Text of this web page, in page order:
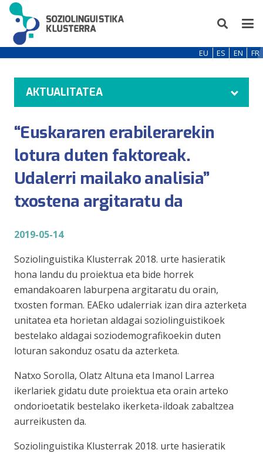
EU ES EN FR
AKTUALITATEA
“Euskararen erabilerarekin
lotura duten faktoreak.
Udalerri mailako analisia”
txostena argitaratu da
2019-05-14
Soziolinguistika Klusterrak 2018. urte hasieratik
hona landu du proiektua eta bide horrek
emandakoaren laburpena argitaratu du orain,
txosten forman. EAEko udalerriak izan dira azterketa
unitatea eta horietan aldagai soziolinguistikoek
bestelako aldagai soziodemografikoekin duten
loturan sakonduz osatu da azterketa.
Natxo Sorolla, Olatz Altuna eta Imanol Larrea
ikerlariek gidatu dute proiektua eta orain arteko
ondorioetatik bestelako ikerketa-ildoak zabaltzea
aurreikusten da.
Soziolinguistika Klusterrak 2018. urte hasieratik